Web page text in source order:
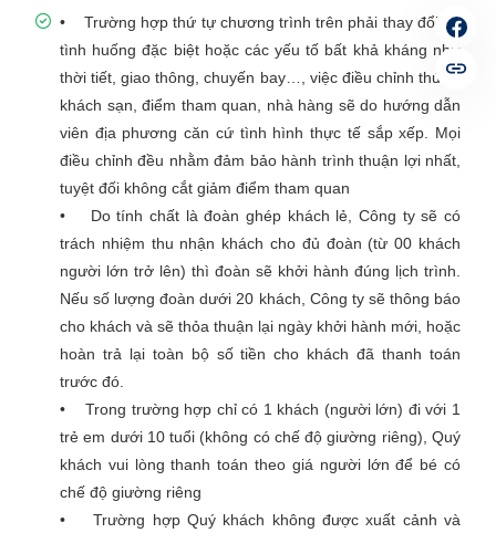
• Trường hợp thứ tự chương trình trên phải thay đổi do
tình huống đặc biệt hoặc các yếu tố bất khả kháng như
thời tiết, giao thông, chuyến bay…, việc điều chỉnh thứ tự
khách sạn, điểm tham quan, nhà hàng sẽ do hướng dẫn
viên địa phương căn cứ tình hình thực tế sắp xếp. Mọi
điều chỉnh đều nhằm đảm bảo hành trình thuận lợi nhất,
tuyệt đối không cắt giảm điểm tham quan
• Do tính chất là đoàn ghép khách lẻ, Công ty sẽ có
trách nhiệm thu nhận khách cho đủ đoàn (từ 00 khách
người lớn trở lên) thì đoàn sẽ khởi hành đúng lịch trình.
Nếu số lượng đoàn dưới 20 khách, Công ty sẽ thông báo
cho khách và sẽ thỏa thuận lại ngày khởi hành mới, hoặc
hoàn trả lại toàn bộ số tiền cho khách đã thanh toán
trước đó.
• Trong trường hợp chỉ có 1 khách (người lớn) đi với 1
trẻ em dưới 10 tuổi (không có chế độ giường riêng), Quý
khách vui lòng thanh toán theo giá người lớn để bé có
chế độ giường riêng
• Trường hợp Quý khách không được xuất cảnh và